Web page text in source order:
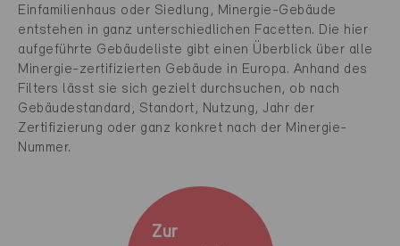
Einfamilienhaus oder Siedlung, Minergie-Gebäude
entstehen in ganz unterschiedlichen Facetten. Die hier
aufgeführte Gebäudeliste gibt einen Überblick über alle
Minergie-zertifizierten Gebäude in Europa. Anhand des
Filters lässt sie sich gezielt durchsuchen, ob nach
Gebäudestandard, Standort, Nutzung, Jahr der
Zertifizierung oder ganz konkret nach der Minergie-
Nummer.
Zur